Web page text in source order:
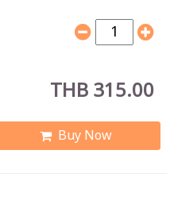
THB 315.00
Buy Now